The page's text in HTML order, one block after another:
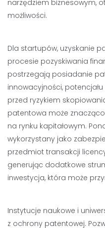
narzędziem biznesowym,
możliwości.
Dla startupów, uzyskanie
procesie pozyskiwania
postrzegają posiadanie
innowacyjności,
przed ryzykiem
patentowa może
na rynku kapitałowym.
wykorzystany jako
przedmiot transakcji
generując dodatkowe
inwestycja, która może
Instytucje naukowe i
z ochrony patentowej.